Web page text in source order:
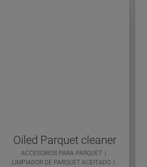
Oiled Parquet cleaner
ACCESORIOS PARA PARQUET
LIMPIADOR DE PARQUET ACEITADO